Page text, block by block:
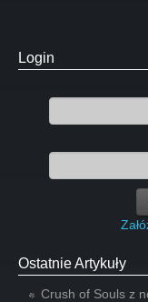
Login
Ostatnie Artykuły
Crush of Souls z